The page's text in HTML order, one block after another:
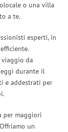
o una villa
a te.
esperti, in
da
durante il
e addestrati per
per maggiori
un